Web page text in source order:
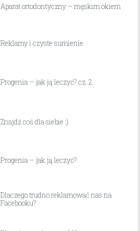
Aparat ortodontyczny – męskim okiem
Reklamy i czyste sumienie
Progenia – jak ją leczyć? cz. 2
Znajdź coś dla siebie :)
Progenia – jak ją leczyć?
Dlaczego trudno reklamować nas na
Facebooku?